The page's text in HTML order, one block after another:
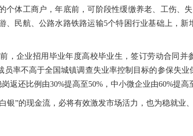
个体工商户，年底前，可阶段性缓缴养老、工伤、
、民航、公路水路铁路运输5个特困行业基础上，新
企业招用毕业年度高校毕业生，签订劳动合同并
率不高于全国城镇调查失业率控制目标的参保失业
返还比例由30%提高至50%，中小微企业由60%提
”的现金流，必将有效激发市场活力，也为稳就业、